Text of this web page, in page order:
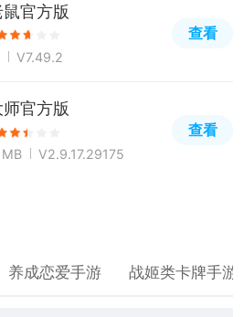
官方版
V7.49.2
查看
官方版
V2.9.17.29175
查看
养成恋爱手游 战姬类卡牌手游